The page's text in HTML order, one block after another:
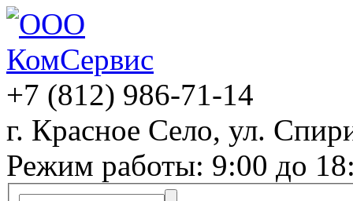
+7 (812) 986-71-14
г. Красное Село, ул.
Режим работы: 9:00 до